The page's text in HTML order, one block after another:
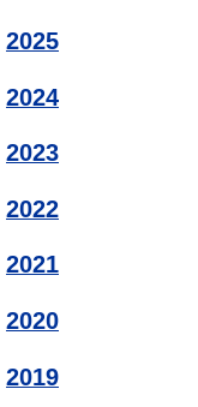
2025
2024
2023
2022
2021
2020
2019